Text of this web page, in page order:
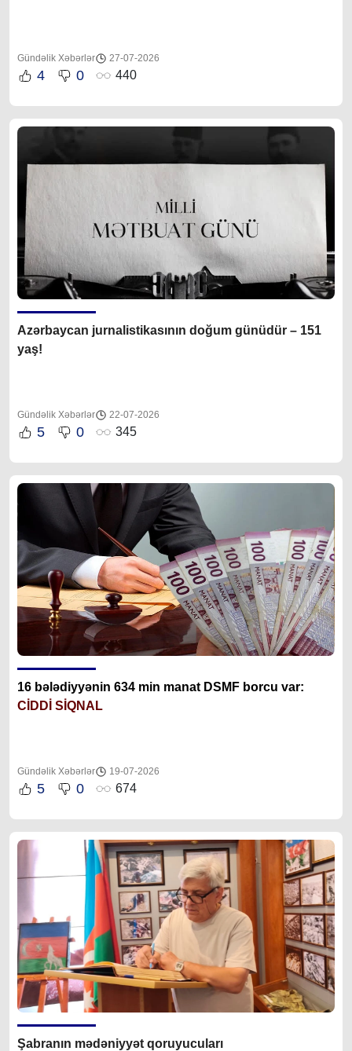
Gündəlik Xəbərlər 27-07-2026
4 0 440
Azərbaycan jurnalistikasının doğum günüdür – 151
yaş!
Gündəlik Xəbərlər 22-07-2026
5 0 345
16 bələdiyyənin 634 min manat DSMF borcu var:
CİDDİ SİQNAL
Gündəlik Xəbərlər 19-07-2026
5 0 674
Şabranın mədəniyyət qoruyucuları